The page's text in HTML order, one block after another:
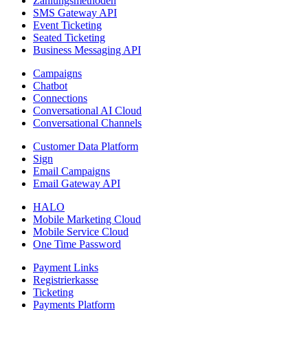
SMS Gateway API
Event Ticketing
Seated Ticketing
Business Messaging API
Campaigns
Chatbot
Connections
Conversational AI Cloud
Conversational Channels
Customer Data Platform
Sign
Email Campaigns
Email Gateway API
HALO
Mobile Marketing Cloud
Mobile Service Cloud
One Time Password
Payment Links
Registrierkasse
Ticketing
Payments Platform